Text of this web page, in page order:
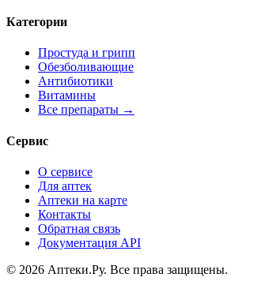
Категории
Простуда и грипп
Обезболивающие
Антибиотики
Витамины
Все препараты →
Сервис
О сервисе
Для аптек
Аптеки на карте
Контакты
Обратная связь
Документация API
© 2026 Аптеки.Ру. Все права защищены.